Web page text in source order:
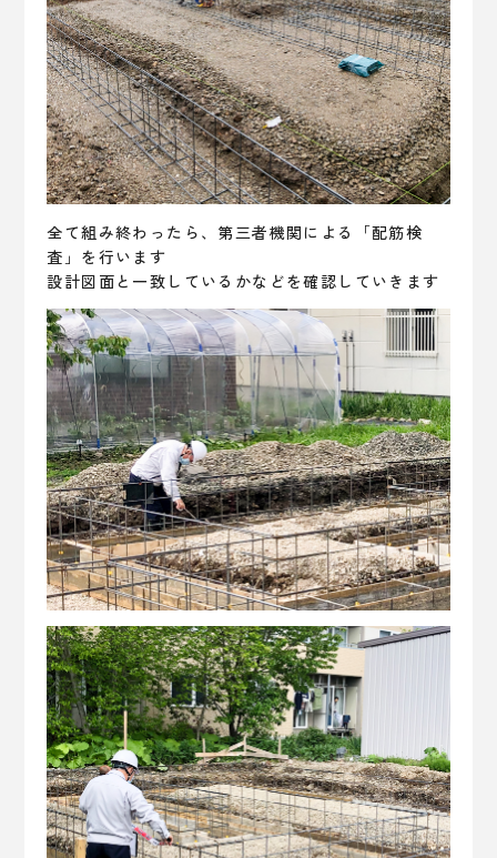
全て組み終わったら、第三者機関による「配筋検
査」を行います
設計図面と一致しているかなどを確認していきます